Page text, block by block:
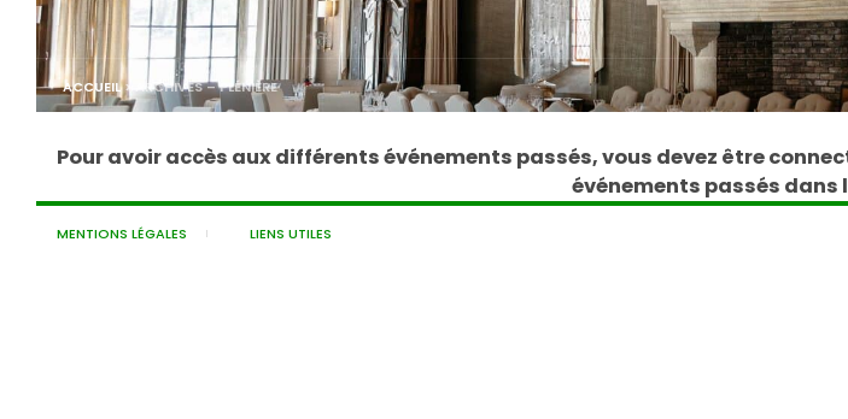
ACCUEIL> ARCHIVES – PLÉNIÈRE
Pour avoir accès aux différents événements passés, vous devez être
événements passés dans
MENTIONS LÉGALES LIENS UTILES